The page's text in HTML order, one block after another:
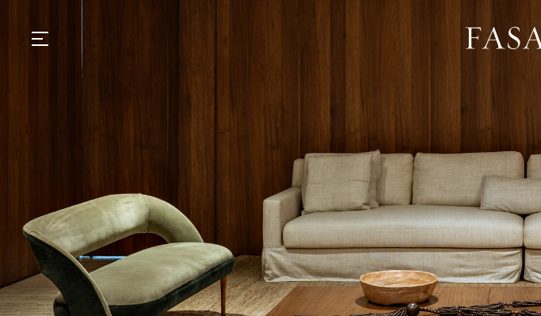
VILLAS
SHOP | SELEZIONE
DESCUBRA
WHAT'S COOKING
CORRIERE
HISTÓRIA
SUSTENTABILIDADE